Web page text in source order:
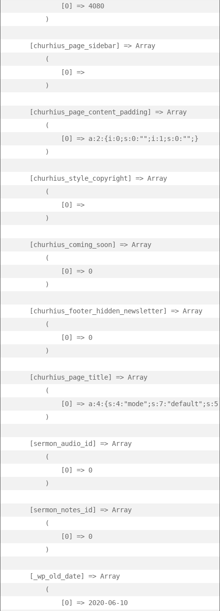
            [0] => 4080
        )
    [churhius_page_sidebar] => Array
        (
            [0] =>
        )
    [churhius_page_content_padding] => Array
        (
            [0] => a:2:{i:0;s:0:"";i:1;s:0:"";}
        )
    [churhius_style_copyright] => Array
        (
            [0] =>
        )
    [churhius_coming_soon] => Array
        (
            [0] => 0
        )
    [churhius_footer_hidden_newsletter] => Array
        (
            [0] => 0
        )
    [churhius_page_title] => Array
        (
[0] =>
        )
    [sermon_audio_id] => Array
        (
            [0] => 0
        )
    [sermon_notes_id] => Array
        (
            [0] => 0
        )
    [_wp_old_date] => Array
        (
            [0] => 2020-06-10